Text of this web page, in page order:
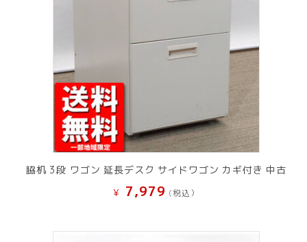
脇机 3段 ワゴン 延長デスク サイドワゴン カギ付き 中古
¥ 7,979 (税込）